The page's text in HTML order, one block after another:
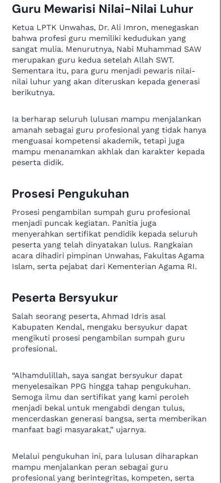
Guru Mewarisi Nilai-Nilai Luhur
Ketua LPTK Unwahas, Dr. Ali Imron, menegaskan
bahwa profesi guru memiliki kedudukan yang
sangat mulia. Menurutnya, Nabi Muhammad SAW
merupakan guru kedua setelah Allah SWT.
Sementara itu, para guru menjadi pewaris nilai-
nilai luhur yang akan diteruskan kepada generasi
berikutnya.
Ia berharap seluruh lulusan mampu menjalankan
amanah sebagai guru profesional yang tidak hanya
menguasai kompetensi akademik, tetapi juga
mampu menanamkan akhlak dan karakter kepada
peserta didik.
Prosesi Pengukuhan
Prosesi pengambilan sumpah guru profesional
menjadi puncak kegiatan. Panitia juga
menyerahkan sertifikat pendidik kepada seluruh
peserta yang telah dinyatakan lulus. Rangkaian
acara dihadiri pimpinan Unwahas, Fakultas Agama
Islam, serta pejabat dari Kementerian Agama RI.
Peserta Bersyukur
Salah seorang peserta, Ahmad Idris asal
Kabupaten Kendal, mengaku bersyukur dapat
mengikuti prosesi pengambilan sumpah guru
profesional.
“Alhamdulillah, saya sangat bersyukur dapat
menyelesaikan PPG hingga tahap pengukuhan.
Semoga ilmu dan sertifikat yang kami peroleh
menjadi bekal untuk mengabdi dengan tulus,
mencerdaskan generasi bangsa, serta memberikan
manfaat bagi masyarakat,” ujarnya.
Melalui pengukuhan ini, para lulusan diharapkan
mampu menjalankan peran sebagai guru
profesional yang berintegritas, kompeten, serta